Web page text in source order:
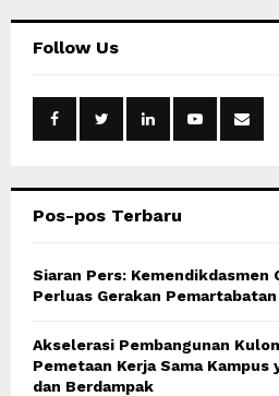
hFollow Us
Pos-pos Terbaru
Siaran Pers: Kemendikdasmen
Perluas Gerakan
Akselerasi Pembangunan
Pemetaan Kerja Sama
dan Berdampak